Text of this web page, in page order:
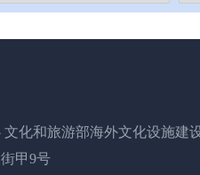
化和旅游部海外文化设施建
甲9号